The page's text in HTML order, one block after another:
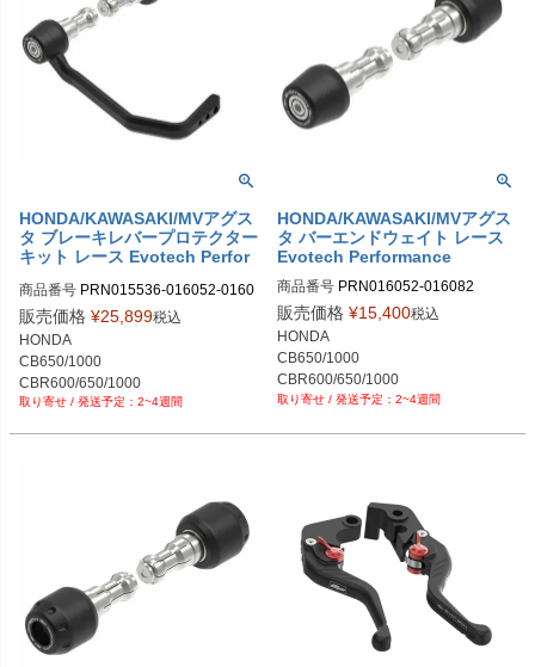
PRN016066-016082-36
PRN016066-016082-37
PRN016066-016082-38
PRN015536-015554-016067-01608
PRN015536-015554-016067-01608
2-19
PRN015536-015554-016067-01608
2-20
PRN015536-015554-016067-01608
PRN015536-015554-016067-01608
2-23
2-24
PRN015536-015554-016067-01608
2-25
PRN015536-015554-016067-01608
2-26
PRN015536-015554-016067-01608
PRN015536-015554-016067-01608
2-30
PRN015536-015554-016067-01608
PRN015536-015554-016067-01608
PRN015536-015554-016067-01608
PRN015536-015554-016053-01608
2-06
PRN015536-015554-016053-01608
PRN015536-015554-016053-01608
PRN015536-015554-016053-01608
2-10
PRN015536-015554-016053-01608
2-11
PRN015536-015554-016053-01608
2-12
PRN015536-015554-016053-01608
2-13
PRN015536-015554-016053-01608
2-14
PRN015536-015554-016053-01608
2-15
PRN015536-015554-016053-01608
PRN015536-015554-016053-01608
2-19
PRN015536-015554-016053-01608
2-20
PRN015536-016066-016067-01608
PRN015536-016066-016067-01608
2-07
PRN015536-016066-016067-01608
2-08
PRN015536-016066-016067-01608
2-10
PRN015536-016066-016067-01608
2-11
PRN015536-016066-016067-01608
2-12
PRN015536-016066-016067-01608
2-13
PRN015536-016066-016067-01608
2-14
PRN015536-016066-016067-01608
2-15
PRN015536-016066-016067-01608
2-18
PRN015536-016066-016067-01608
PRN015536-016066-016067-01608
HONDA/KAWASAKI/MVアグス
タ ブレーキレバープロテクター
キット レース Evotech Perfor
商品番号 PRN015536-016052-0160
53-016082
PRN015536-016052-016053-01608
2-01
PRN015536-016052-016053-01608
2-02
2-03
PRN015536-016052-016053-01608
PRN015536-016052-016053-01608
PRN015536-016052-016053-01608
2-07
PRN015536-016052-016053-01608
2-08
販売価格 ¥25,899税込
HONDA
CB650/1000
CBR600/650/1000
NT1100
2~4週間
HONDA/KAWASAKI/MVアグス
タ バーエンドウェイト レース
Evotech Performance
商品番号 PRN016052-016082
PRN016052-016082-01
PRN016052-016082-02
PRN016052-016082-03
PRN016052-016082-04
PRN016052-016082-05
PRN016052-016082-07
PRN016052-016082-10
PRN016052-016082-11
PRN016052-016082-12
PRN016052-016082-13
PRN016052-016082-14
PRN016052-016082-15
PRN016052-016082-16
PRN016052-016082-17
販売価格 ¥15,400税込
HONDA
CB650/1000
CBR600/650/1000
NT1100
2~4週間